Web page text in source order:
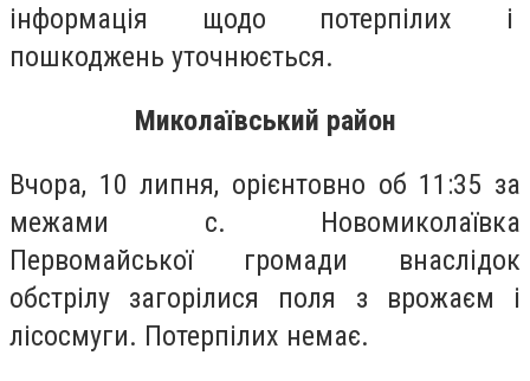
інформація щодо потерпілих і
пошкоджень уточнюється.
Миколаївський район
Вчора, 10 липня, орієнтовно об 11:35 за
межами с. Новомиколаївка
Первомайської громади внаслідок
обстрілу загорілися поля з врожаєм і
лісосмуги. Потерпілих немає.